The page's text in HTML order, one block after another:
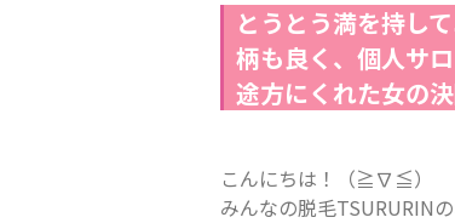
とうとう満を持し
柄も良く、個人サ
途方にくれた女の
こんにちは！（≧∇≦）
みんなの脱毛TSURURIN